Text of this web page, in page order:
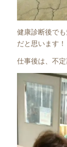
健康診断後で
だと思います！
仕事後は、不